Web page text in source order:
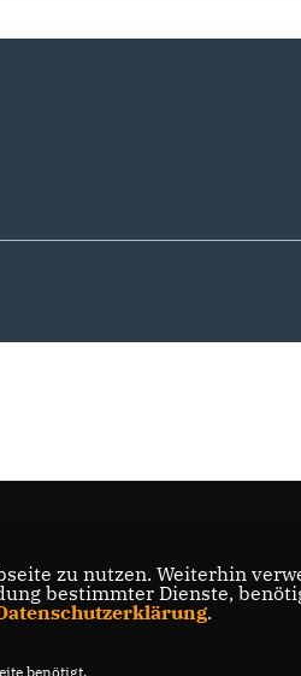
zu nutzen. Weiterhin
bestimmter Dienste,
.
benötigt.